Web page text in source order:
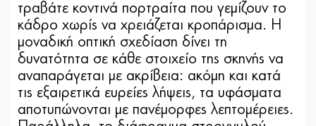
τραβάτε κοντινά πορτραίτα που γεμίζουν το
κάδρο χωρίς να χρειάζεται κροπάρισμα. Η
μοναδική οπτική σχεδίαση δίνει τη
δυνατότητα σε κάθε στοιχείο της σκηνής να
αναπαράγεται με ακρίβεια: ακόμη και κατά
τις εξαιρετικά ευρείες λήψεις, τα υφάσματα
αποτυπώνονται με πανέμορφες λεπτομέρειες.